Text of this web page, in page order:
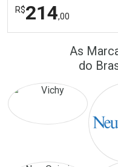
R$214,00
Por Menos
As
do